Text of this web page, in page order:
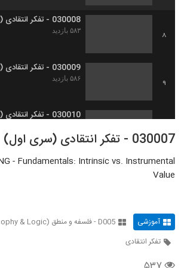
8
030008 - تفکر انتقادی (سری اول)
۵۸۳ بازدید
9
030009 - تفکر انتقادی (سری اول)
۵۸۶ بازدید
030010 - تفکر انتقادی (سری اول)
11
030011 - تفکر انتقادی (سری اول)
12
۵۲۲ بازدید
030007 - تفکر انتقادی (سری اول)
- Fundamentals: Intrinsic vs. Instrumental
Value
آموزشی
D005 - فلسفه و منطق (Philosophy & Logic)
تفکر انتقادی